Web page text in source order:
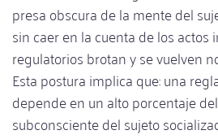
presa obscura de la mente del
sin caer en la cuenta de los actos
regulatorios brotan y se vuelven
Esta postura implica que: una
depende en un alto porcentaje
subconsciente del sujeto